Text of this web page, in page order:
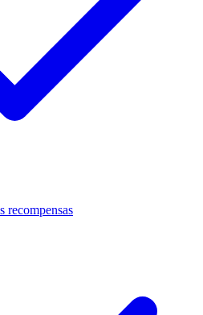
recompensas